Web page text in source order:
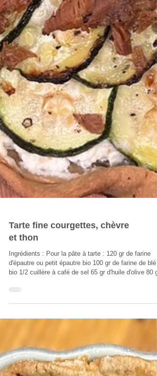
Tarte fine courgettes, chèvre
et thon
Ingrédients : Pour la pâte à tarte : 120 gr de farine
d'eau Pour la garniture 3 courgettes rincées au
finement 1 fromage petit billy Herbes de provence ou
Huile d'olive Sel poivre Réalisation Pour la réalisation
de la pâte, mettez tous les ingrédients secs dans un